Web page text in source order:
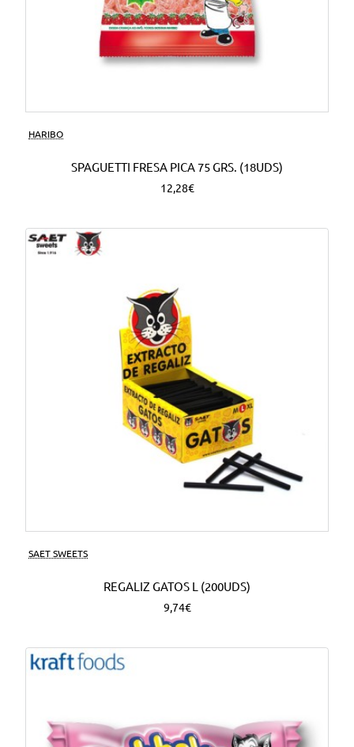
HARIBO
SPAGUETTI FRESA PICA 75 GRS. (18UDS)
12,28€
SAET SWEETS
REGALIZ GATOS L (200UDS)
9,74€